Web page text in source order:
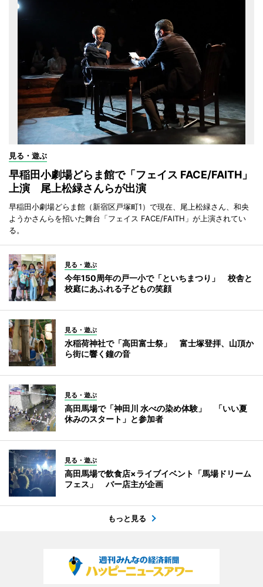
見る・遊ぶ
早稲田小劇場どらま館で「フェイス FACE/FAITH」
上演 尾上松緑さんらが出演
早稲田小劇場どらま館（新宿区戸塚町1）で現在、尾上松緑さん、和央
ようかさんらを招いた舞台「フェイス FACE/FAITH」が上演されてい
る。
見る・遊ぶ
今年150周年の戸一小で「といちまつり」 校舎と
校庭にあふれる子どもの笑顔
見る・遊ぶ
水稲荷神社で「高田富士祭」 富士塚登拝、山頂か
ら街に響く鐘の音
見る・遊ぶ
高田馬場で「神田川 水べの染め体験」 「いい夏
休みのスタート」と参加者
見る・遊ぶ
高田馬場で飲食店×ライブイベント「馬場ドリーム
フェス」 バー店主が企画
もっと見る